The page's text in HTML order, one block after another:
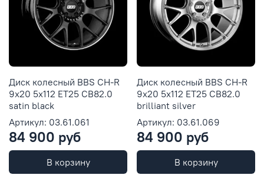
Диск колесный BBS CH-R
9x20 5x112 ET25 CB82.0
satin black
Артикул: 03.61.061
84 900 руб
В корзину
Диск колесный BBS CH-R
9x20 5x112 ET25 CB82.0
brilliant silver
Артикул: 03.61.069
84 900 руб
В корзину